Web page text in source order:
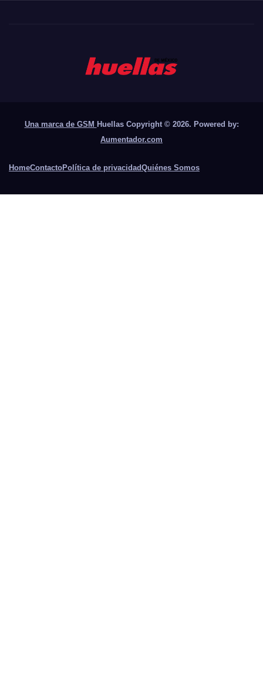
Una marca de GSM Huellas Copyright © 2026. Powered by:
Aumentador.com
HomeContactoPolítica de privacidadQuiénes Somos